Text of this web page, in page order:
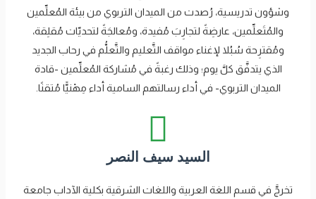
وشؤون تدريسية، رُصدت من الميدان التربوي من بيئة المُعلِّمين
والمُتَعلِّمين، عارضِةً لتجارِبَ مُفيدة، ومُعالجَةً لتحديّات مُقلِقة،
ومُقترِحة سُبُلا لإغناء مواقف التَّعليم والتَّعلُّم في رحاب الجديد
الذي يتدفَّق كلَّ يوم؛ وذلك رغبةً في مُشاركة المُعلِّمين -قادة
الميدان التربوي- في أداء رسالتهم السامية أداء مِهْنيًّا مُتقنًا.
السيد سيف النصر
تخرجَّ في قسم اللغة العربية واللغات الشرقية بكلية الآداب جامعة